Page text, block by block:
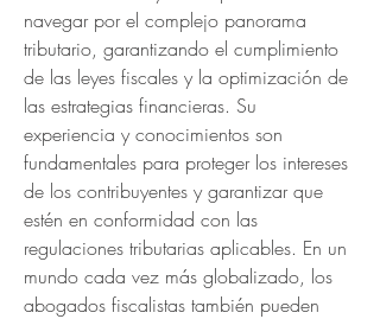
navegar por el complejo panorama
tributario, garantizando el cumplimiento
de las leyes fiscales y la optimización de
las estrategias financieras. Su
experiencia y conocimientos son
fundamentales para proteger los intereses
de los contribuyentes y garantizar que
estén en conformidad con las
regulaciones tributarias aplicables. En un
mundo cada vez más globalizado, los
abogados fiscalistas también pueden